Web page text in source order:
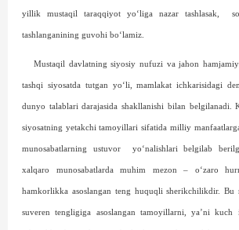
yillik mustaqil taraqqiyot yo‘liga nazar tashlasak,
tashlanganining guvohi bo‘lamiz.
Mustaqil davlatning siyosiy nufuzi va jahon
tash­qi siyosatda tutgan yo‘li, mamlakat ichkarisidagi
dunyo talablari darajasida shakllanishi bilan belgilanadi.
siyo­satning yetakchi tamo­yillari sifatida milliy
munosabatlarning ustuvor yo‘nalishlari belgilab
xalqaro munosabatlarda muhim mezon – o‘zaro
hamkorlikka asoslangan teng huquqli sherikchilikdir. Bu
suveren tengligiga asoslangan tamoyillarni, ya’ni kuch